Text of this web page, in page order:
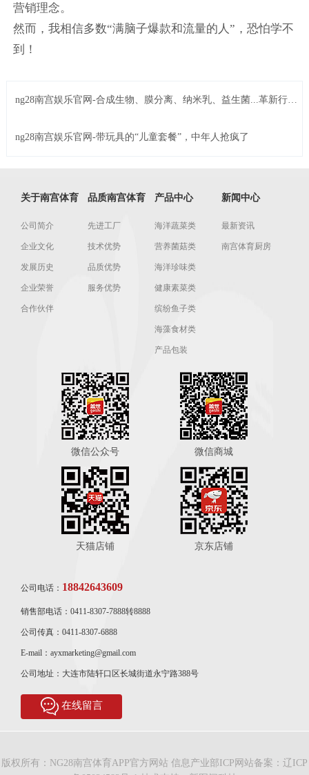
营销理念。
然而，我相信多数“满脑子爆款和流量的人”，恐怕学不
到！
ng28南宫娱乐官网-合成生物、膜分离、纳米乳、益生菌...革新行业
ng28南宫娱乐官网-带玩具的“儿童套餐”，中年人抢疯了
关于南宫体育
公司简介
企业文化
发展历史
企业荣誉
合作伙伴
品质南宫体育
先进工厂
技术优势
品质优势
服务优势
产品中心
海洋蔬菜类
营养菌菇类
海洋珍味类
健康素菜类
缤纷鱼子类
海藻食材类
产品包装
新闻中心
最新资讯
南宫体育厨房
微信公众号 微信商城
天猫店铺 京东店铺
公司电话： 18842643609
销售部电话：0411-8307-7888转8888
公司传真：0411-8307-6888
E-mail：ayxmarketing@gmail.com
公司地址：大连市陆轩口区长城街道永宁路388号
在线留言
版权所有：NG28南宫体育APP官方网站 信息产业部ICP网站备案： 辽ICP